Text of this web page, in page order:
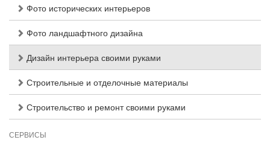
Фото исторических интерьеров
Фото ландшафтного дизайна
Дизайн интерьера своими руками
Строительные и отделочные материалы
Строительство и ремонт своими руками
СЕРВИСЫ